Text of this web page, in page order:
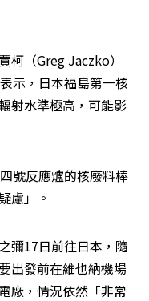
柯（Greg Jaczko）
示，日本福島第一核
射水準極高，可能影
號反應爐的核廢料棒
慮」。
彌17日前往日本，隨
出發前在維也納機場
廠，情況依然「非常